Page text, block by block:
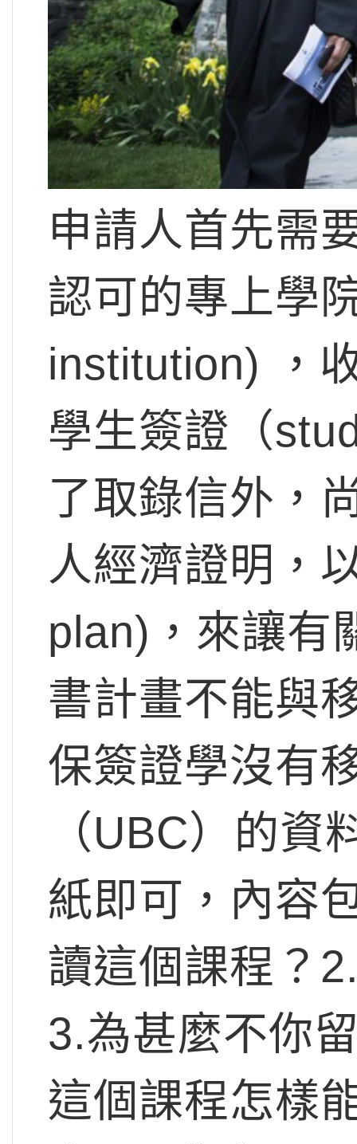
申請人首先需
認可的專上學
institution) ，
學生簽證（
了取錄信外，
人經濟證明，
plan)，來讓有
書計畫不能與
保簽證學沒有
（UBC）的
紙即可，內容
讀這個課程？
3.為甚麼不你
這個課程怎樣